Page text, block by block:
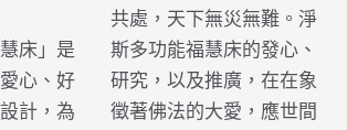
床」是
心、好
計，為
共處，天下無災無難。淨
斯多功能福慧床的發心、
研究，以及推廣，在在象
徵著佛法的大愛，應世間